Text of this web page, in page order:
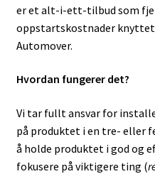
er et alt-i-ett-tilbud som
oppstartskostnader knyttet
Automover.
Hvordan fungerer det?
Vi tar fullt ansvar for
på produktet i en tre- eller
å holde produktet i god og
fokusere på viktigere ting (